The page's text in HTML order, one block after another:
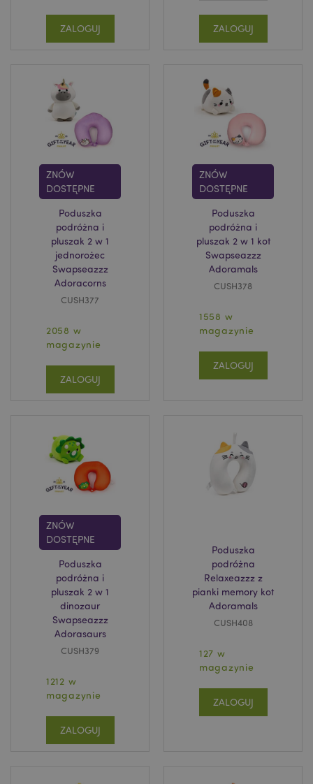
ZALOGUJ ZALOGUJ
ZNÓW
DOSTĘPNE
Poduszka
podróżna i
pluszak 2 w 1
jednorożec
Swapseazzz
Adoracorns
CUSH377
2058 w
magazynie
ZALOGUJ
ZNÓW
DOSTĘPNE
Poduszka
podróżna i
pluszak 2 w 1 kot
Swapseazzz
Adoramals
CUSH378
1558 w
magazynie
ZALOGUJ
ZNÓW
DOSTĘPNE
Poduszka
podróżna i
pluszak 2 w 1
dinozaur
Swapseazzz
Adorasaurs
CUSH379
1212 w
magazynie
ZALOGUJ
Poduszka
podróżna
Relaxeazzz z
pianki memory kot
Adoramals
CUSH408
127 w
magazynie
ZALOGUJ